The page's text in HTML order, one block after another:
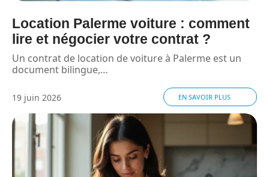
Location Palerme voiture : comment
lire et négocier votre contrat ?
Un contrat de location de voiture à Palerme est un
document bilingue,…
19 juin 2026 EN SAVOIR PLUS